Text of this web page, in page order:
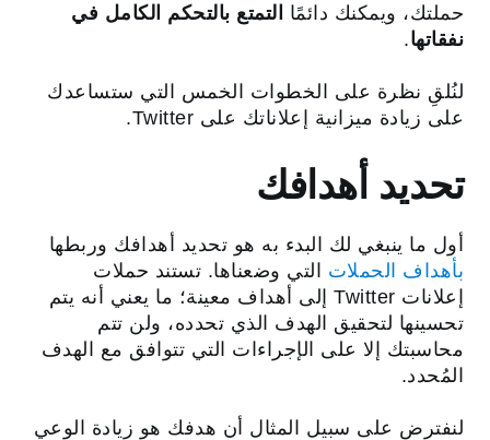
حملتك، ويمكنك دائمًا
التمتع بالتحكم الكامل في
نفقاتها.
لنُلقِ نظرة على الخطوات الخمس التي ستساعدك
على زيادة ميزانية إعلاناتك على Twitter.
تحديد أهدافك
أول ما ينبغي لك البدء به هو تحديد أهدافك وربطها
بأهداف الحملات التي وضعناها. تستند حملات
إعلانات Twitter إلى أهداف معينة؛ ما يعني أنه يتم
تحسينها لتحقيق الهدف الذي تحدده، ولن تتم
محاسبتك إلا على الإجراءات التي تتوافق مع الهدف
المُحدد.
لنفترض على سبيل المثال أن هدفك هو زيادة الوعي